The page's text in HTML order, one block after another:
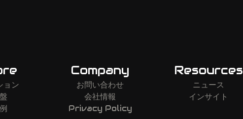
ョン
Company
お問い合わせ
会社情報
Privacy Policy
Resources
ニュース
インサイト